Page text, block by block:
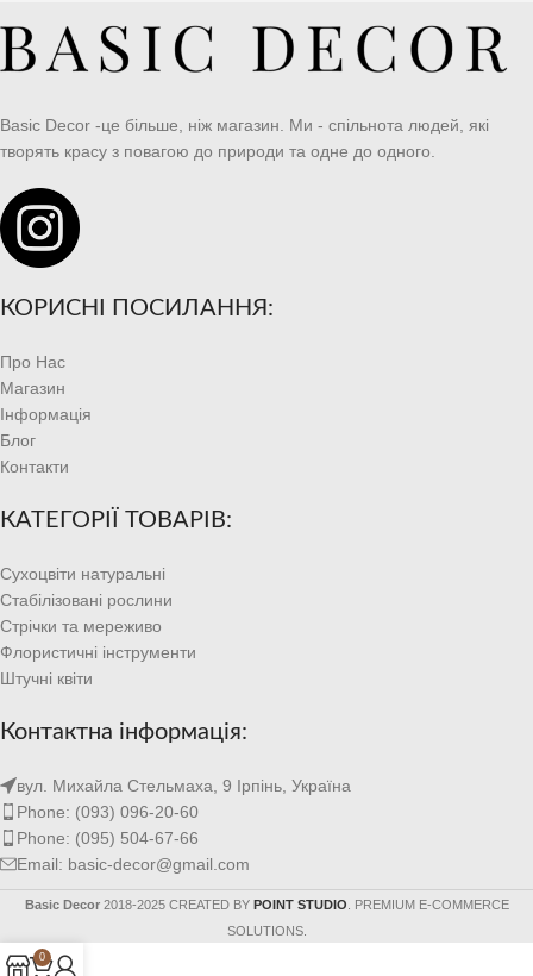
Basic Decor -це більше, ніж магазин. Ми - спільнота людей, які
творять красу з повагою до природи та одне до одного.
КОРИСНІ ПОСИЛАННЯ:
Про Нас
Магазин
Інформація
Блог
Контакти
КАТЕГОРІЇ ТОВАРІВ:
Сухоцвіти натуральні
Стабілізовані рослини
Стрічки та мереживо
Флористичні інструменти
Штучні квіти
Контактна інформація:
вул. Михайла Стельмаха, 9 Ірпінь, Україна
Phone: (093) 096-20-60
Phone: (095) 504-67-66
Email: basic-decor@gmail.com
Basic Decor 2018-2025 CREATED BY POINT STUDIO . PREMIUM E-COMMERCE
SOLUTIONS.
0